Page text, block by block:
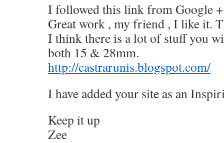
I followed this link from Google +
Great work , my friend , I like it.
I think there is a lot of stuff you
both 15 & 28mm.
http://castrarunis.blogspot.com/
I have added your site as an
Keep it up
Zee